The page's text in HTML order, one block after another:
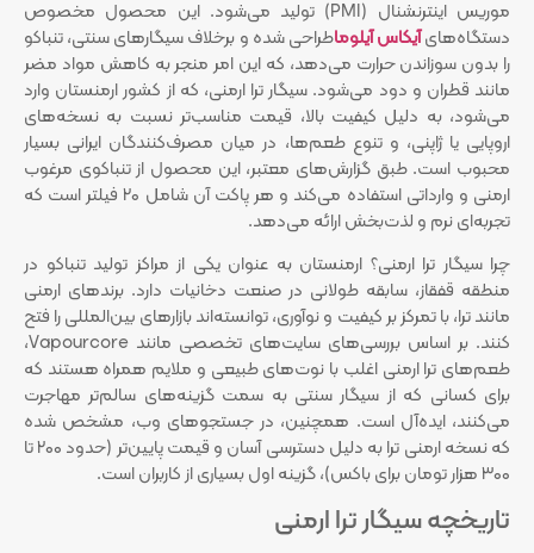
موریس اینترنشنال (PMI) تولید می‌شود. این محصول مخصوص
دستگاه‌هایآیکاس آیلوماطراحی شده و برخلاف سیگارهای سنتی، تنباکو
را بدون سوزاندن حرارت می‌دهد، که این امر منجر به کاهش مواد مضر
مانند قطران و دود می‌شود. سیگار ترا ارمنی، که از کشور ارمنستان وارد
می‌شود، به دلیل کیفیت بالا، قیمت مناسب‌تر نسبت به نسخه‌های
اروپایی یا ژاپنی، و تنوع طعم‌ها، در میان مصرف‌کنندگان ایرانی بسیار
محبوب است. طبق گزارش‌های معتبر، این محصول از تنباکوی مرغوب
ارمنی و وارداتی استفاده می‌کند و هر پاکت آن شامل ۲۰ فیلتر است که
تجربه‌ای نرم و لذت‌بخش ارائه می‌دهد.
چرا سیگار ترا ارمنی؟ ارمنستان به عنوان یکی از مراکز تولید تنباکو در
منطقه قفقاز، سابقه طولانی در صنعت دخانیات دارد. برندهای ارمنی
مانند ترا، با تمرکز بر کیفیت و نوآوری، توانسته‌اند بازارهای بین‌المللی را فتح
کنند. بر اساس بررسی‌های سایت‌های تخصصی مانند Vapourcore،
طعم‌های ترا ارمنی اغلب با نوت‌های طبیعی و ملایم همراه هستند که
برای کسانی که از سیگار سنتی به سمت گزینه‌های سالم‌تر مهاجرت
می‌کنند، ایده‌آل است. همچنین، در جستجوهای وب، مشخص شده
که نسخه ارمنی ترا به دلیل دسترسی آسان و قیمت پایین‌تر (حدود ۲۰۰ تا
۳۰۰ هزار تومان برای باکس)، گزینه اول بسیاری از کاربران است.
تاریخچه سیگار ترا ارمنی